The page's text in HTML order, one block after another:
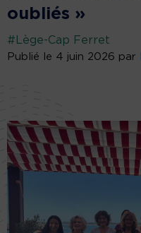
oubliés »
#Lège-Cap Ferret
Publié le 4 juin 2026 par